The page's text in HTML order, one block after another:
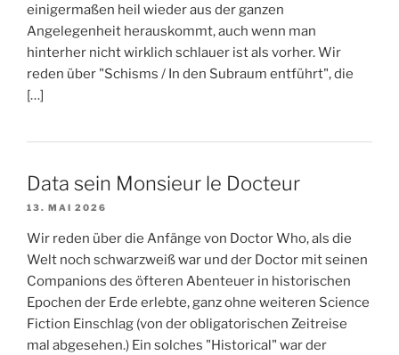
einigermaßen heil wieder aus der ganzen
Angelegenheit herauskommt, auch wenn man
hinterher nicht wirklich schlauer ist als vorher. Wir
reden über "Schisms / In den Subraum entführt", die
[…]
Data sein Monsieur le Docteur
13. MAI 2026
Wir reden über die Anfänge von Doctor Who, als die
Welt noch schwarzweiß war und der Doctor mit seinen
Companions des öfteren Abenteuer in historischen
Epochen der Erde erlebte, ganz ohne weiteren Science
Fiction Einschlag (von der obligatorischen Zeitreise
mal abgesehen.) Ein solches "Historical" war der